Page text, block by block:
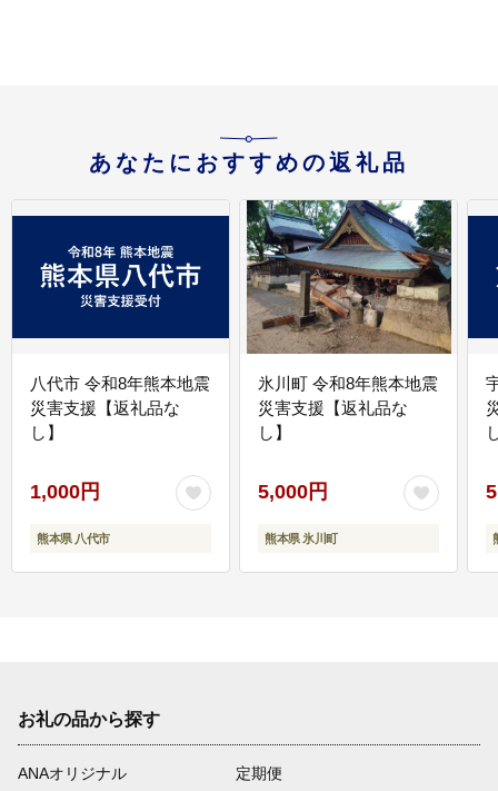
あなたにおすすめの返礼品
八代市 令和8年熊本地震
災害支援【返礼品な
し】
1,000円
熊本県 八代市
氷川町 令和8年熊本地震
災害支援【返礼品な
し】
5,000円
熊本県 氷川町
お礼の品から探す
ANAオリジナル
定期便